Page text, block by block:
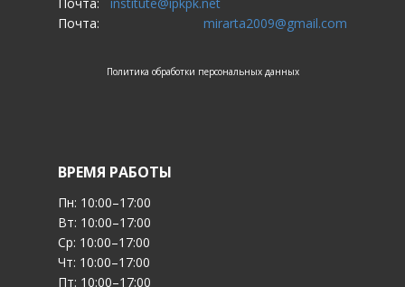
Почта:
mirarta2009@gmail.com
Политика обработки персональных данных
ВРЕМЯ РАБОТЫ
Пн: 10:00–17:00
Вт: 10:00–17:00
Ср: 10:00–17:00
Чт: 10:00–17:00
Пт: 10:00–17:00